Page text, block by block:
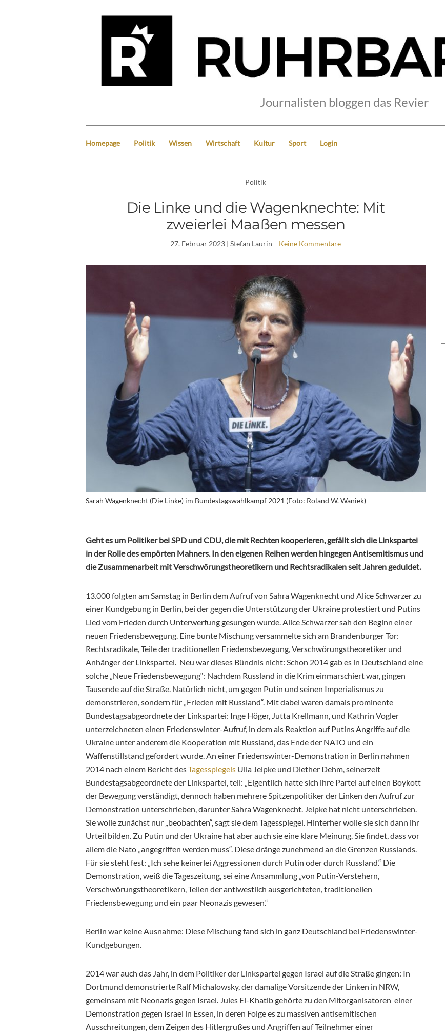
Journalisten bloggen das Revier
Homepage Politik Wissen Wirtschaft Kultur Sport Login
Politik
Die Linke und die Wagenknechte: Mit
zweierlei Maaßen messen
27. Februar 2023 | Stefan Laurin Keine Kommentare
Sarah Wagenknecht (Die Linke) im Bundestagswahlkampf 2021 (Foto: Roland W. Waniek)
Geht es um Politiker bei SPD und CDU, die mit Rechten kooperieren, gefällt sich die Linkspartei
in der Rolle des empörten Mahners. In den eigenen Reihen werden hingegen Antisemitismus und
dieZusammenarbeit mit Verschwörungstheoretikern und Rechtsradikalen seit Jahren geduldet.
13.000 folgten am Samstag in Berlin dem Aufruf von Sahra Wagenknecht und Alice Schwarzer zu
einer Kundgebung in Berlin, bei der gegen die Unterstützung der Ukraine protestiert und Putins
Lied vom Frieden durch Unterwerfung gesungen wurde. Alice Schwarzer sah den Beginn einer
neuen Friedensbewegung. Eine bunte Mischung versammelte sich am Brandenburger Tor:
Rechtsradikale, Teile der traditionellen Friedensbewegung, Verschwörungstheoretiker und
Anhänger der Linkspartei. Neu war dieses Bündnis nicht: Schon 2014 gab es in Deutschland eine
solche „Neue Friedensbewegung“: Nachdem Russland in die Krim einmarschiert war, gingen
Tausende auf die Straße. Natürlich nicht, um gegen Putin und seinen Imperialismus zu
demonstrieren, sondern für „Frieden mit Russland“. Mit dabei waren damals prominente
Bundestagsabgeordnete der Linkspartei: Inge Höger, Jutta Krellmann, und Kathrin Vogler
unterzeichneten einen Friedenswinter-Aufruf, in dem als Reaktion auf Putins Angriffe auf die
Ukraine unter anderem die Kooperation mit Russland, das Ende der NATO und ein
Waffenstillstand gefordert wurde. An einer Friedenswinter-Demonstration in Berlin nahmen
2014 nach einem Bericht desTagesspiegels Ulla Jelpke und Diether Dehm, seinerzeit
Bundestagsabgeordnete der Linkspartei, teil: „Eigentlich hatte sich ihre Partei auf einen Boykott
der Bewegung verständigt, dennoch haben mehrere Spitzenpolitiker der Linken den Aufruf zur
Demonstration unterschrieben, darunter Sahra Wagenknecht. Jelpke hat nicht unterschrieben.
Sie wolle zunächst nur „beobachten“, sagt sie dem Tagesspiegel. Hinterher wolle sie sich dann ihr
Urteil bilden. Zu Putin und der Ukraine hat aber auch sie eine klare Meinung. Sie findet, dass vor
allem die Nato „angegriffen werden muss“. Diese dränge zunehmend an die Grenzen Russlands.
Für sie steht fest: „Ich sehe keinerlei Aggressionen durch Putin oder durch Russland.“ Die
Demonstration, weiß die Tageszeitung, sei eine Ansammlung „von Putin-Verstehern,
Verschwörungstheoretikern, Teilen der antiwestlich ausgerichteten, traditionellen
Friedensbewegung und ein paar Neonazis gewesen.“
Berlin war keine Ausnahme: Diese Mischung fand sich in ganz Deutschland bei Friedenswinter-
Kundgebungen.
2014 war auch das Jahr, in dem Politiker der Linkspartei gegen Israel auf die Straße gingen: In
Dortmund demonstrierte Ralf Michalowsky, der damalige Vorsitzende der Linken in NRW,
gemeinsam mit Neonazis gegen Israel. Jules El-Khatib gehörte zu den Mitorganisatoren einer
Demonstration gegen Israel in Essen, in deren Folge es zu massiven antisemitischen
Ausschreitungen, dem Zeigen des Hitlergrußes und Angriffen auf Teilnehmer einer